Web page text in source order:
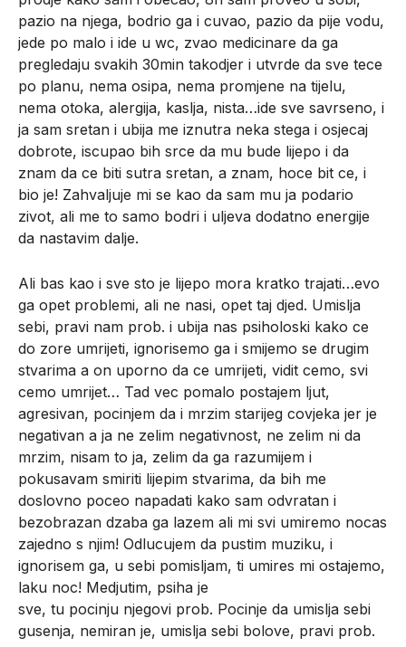
pazio na njega, bodrio ga i cuvao, pazio da pije vodu,
jede po malo i ide u wc, zvao medicinare da ga
pregledaju svakih 30min takodjer i utvrde da sve tece
po planu, nema osipa, nema promjene na tijelu,
nema otoka, alergija, kaslja, nista…ide sve savrseno, i
ja sam sretan i ubija me iznutra neka stega i osjecaj
dobrote, iscupao bih srce da mu bude lijepo i da
znam da ce biti sutra sretan, a znam, hoce bit ce, i
bio je! Zahvaljuje mi se kao da sam mu ja podario
zivot, ali me to samo bodri i uljeva dodatno energije
da nastavim dalje.
Ali bas kao i sve sto je lijepo mora kratko trajati…evo
ga opet problemi, ali ne nasi, opet taj djed. Umislja
sebi, pravi nam prob. i ubija nas psiholoski kako ce
do zore umrijeti, ignorisemo ga i smijemo se drugim
stvarima a on uporno da ce umrijeti, vidit cemo, svi
cemo umrijet… Tad vec pomalo postajem ljut,
agresivan, pocinjem da i mrzim starijeg covjeka jer je
negativan a ja ne zelim negativnost, ne zelim ni da
mrzim, nisam to ja, zelim da ga razumijem i
pokusavam smiriti lijepim stvarima, da bih me
doslovno poceo napadati kako sam odvratan i
bezobrazan dzaba ga lazem ali mi svi umiremo nocas
zajedno s njim! Odlucujem da pustim muziku, i
ignorisem ga, u sebi pomisljam, ti umires mi ostajemo,
laku noc! Medjutim, psiha je
sve, tu pocinju njegovi prob. Pocinje da umislja sebi
gusenja, nemiran je, umislja sebi bolove, pravi prob.